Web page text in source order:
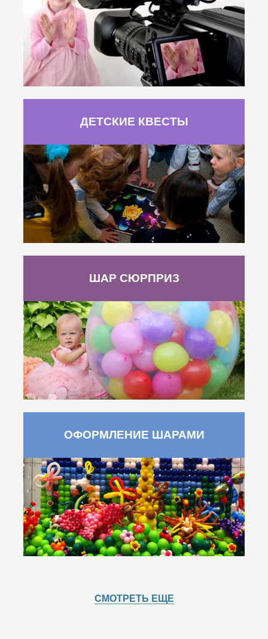
ДЕТСКИЕ КВЕСТЫ
ШАР СЮРПРИЗ
ОФОРМЛЕНИЕ ШАРАМИ
СМОТРЕТЬ ЕЩЕ